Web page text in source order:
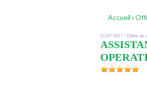
Accueil ›
01/07/2017 | Offres de